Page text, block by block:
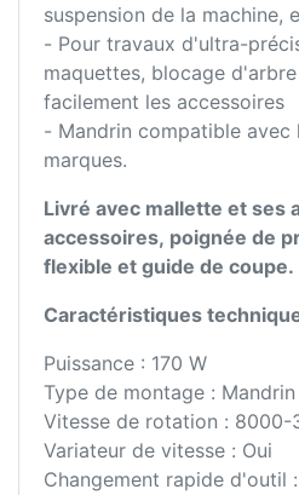
suspension de la machine,
- Pour travaux d'ultra-
maquettes, blocage
facilement les accessoires
- Mandrin compatible avec
marques.
Livré avec mallette et ses
accessoires, poignée de
flexible et guide de coupe.
Caractéristiques
Puissance : 170 W
Type de montage : Mandrin
Vitesse de rotation : 8000-
Variateur de vitesse : Oui
Changement rapide d'outil